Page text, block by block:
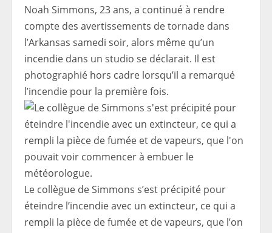
Noah Simmons, 23 ans, a continué à rendre
compte des avertissements de tornade dans
l’Arkansas samedi soir, alors même qu’un
incendie dans un studio se déclarait. Il est
photographié hors cadre lorsqu’il a remarqué
l’incendie pour la première fois.
Le collègue de Simmons s’est précipité pour
éteindre l’incendie avec un extincteur, ce qui a
rempli la pièce de fumée et de vapeurs, que l’on